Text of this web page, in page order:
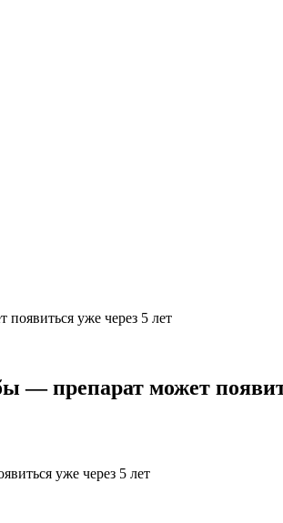
уже через 5 лет
препарат может